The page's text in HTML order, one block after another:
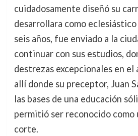
cuidadosamente diseñó su
desarrollara como
seis años, fue enviado a la
continuar con sus estudios,
destrezas excepcionales en el
allí donde su preceptor, Juan
las bases de una educación
permitió ser reconocido como
corte.